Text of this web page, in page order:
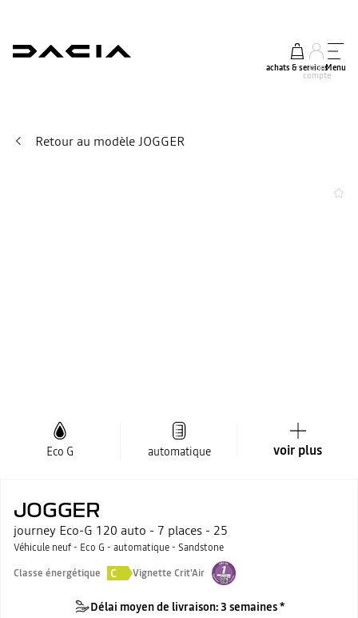
achats & services
mon
compte
Menu
Retour au modèle JOGGER
Eco G automatique voir plus
JOGGER
journey Eco-G 120 auto - 7 places - 25
Véhicule neuf - Eco G - automatique - Sandstone
Classe énergétique
C Vignette Crit'Air
Délai moyen de livraison: 3 semaines *